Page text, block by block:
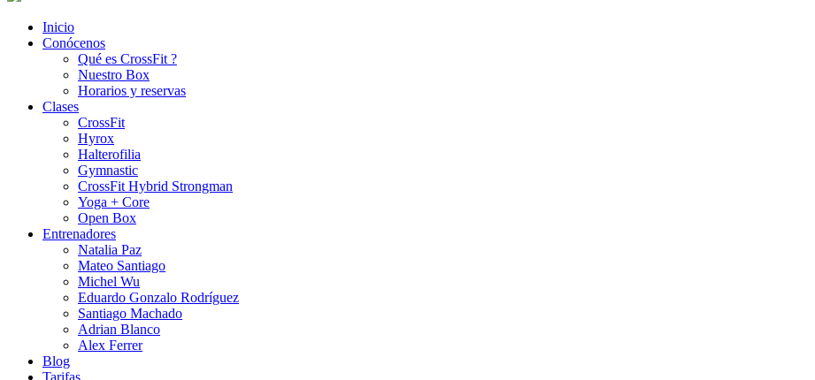
Inicio
Conócenos
Qué es CrossFit ?
Nuestro Box
Horarios y reservas
Clases
CrossFit
Hyrox
Halterofilia
Gymnastic
CrossFit Hybrid Strongman
Yoga + Core
Open Box
Entrenadores
Natalia Paz
Mateo Santiago
Michel Wu
Eduardo Gonzalo Rodríguez
Santiago Machado
Adrian Blanco
Alex Ferrer
Blog